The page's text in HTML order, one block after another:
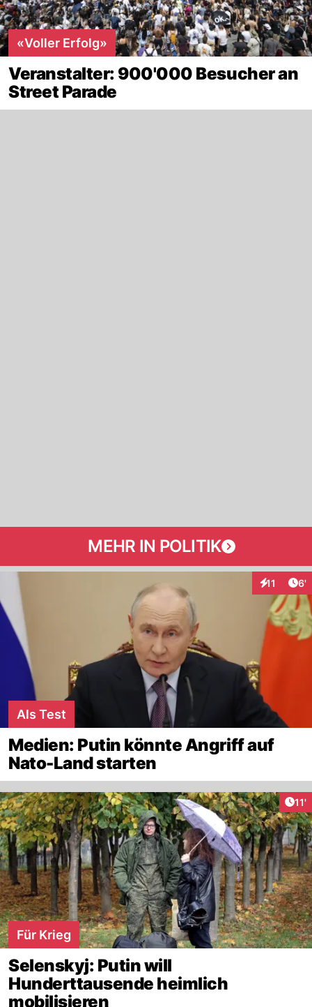
«Voller Erfolg»
Veranstalter: 900'000 Besucher an
Street Parade
MEHR IN POLITIK
11 6'
Als Test
Medien: Putin könnte Angriff auf
Nato-Land starten
11'
Für Krieg
Selenskyj: Putin will
Hunderttausende heimlich
mobilisieren